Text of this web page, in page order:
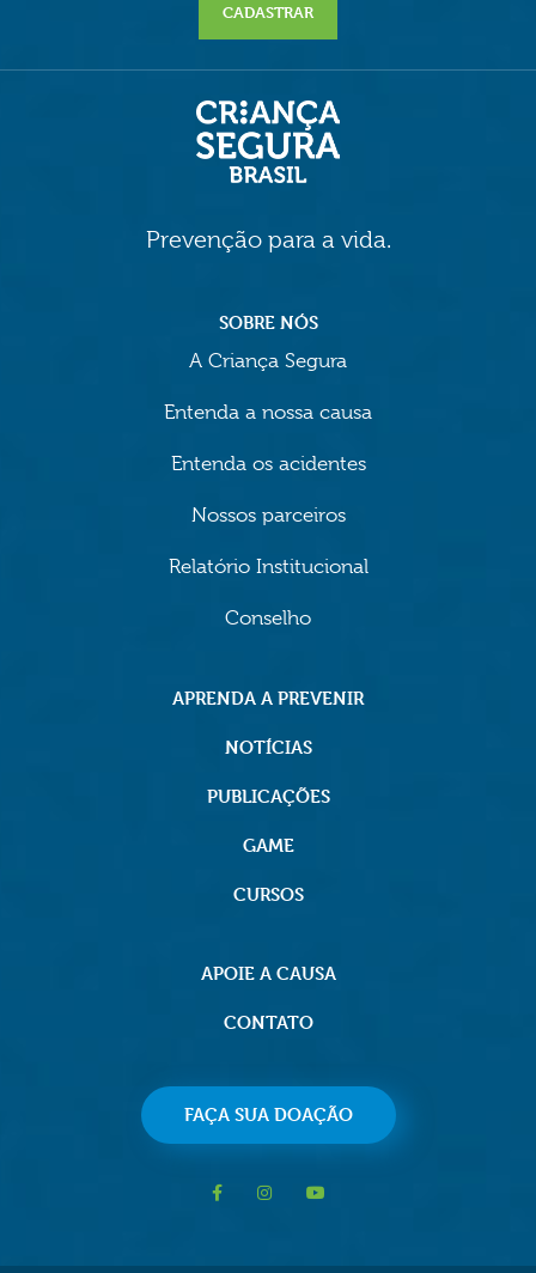
CADASTRAR
Prevenção para a vida.
SOBRE NÓS
A Criança Segura
Entenda a nossa causa
Entenda os acidentes
Nossos parceiros
Relatório Institucional
Conselho
APRENDA A PREVENIR
NOTÍCIAS
PUBLICAÇÕES
GAME
CURSOS
APOIE A CAUSA
CONTATO
FAÇA SUA DOAÇÃO